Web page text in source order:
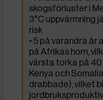
skogsförluster i
3°C uppvärmning
risk
• 5 på varandra år
på Afrikas horn,
värsta torka på 40
Kenya och
drabbade), vilket